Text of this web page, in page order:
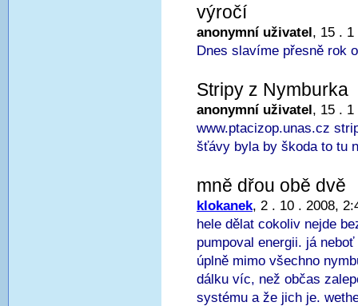
výročí
anonymní uživatel, 15 . 1
Dnes slavíme přesně rok
Stripy z Nymburka
anonymní uživatel, 15 . 1
www.ptacizop.unas.cz
šťávy byla by škoda to tu
mně dřou obě dvě
klokanek, 2 . 10 . 2008,
hele dělat cokoliv nejde
pumpoval energii. já
úplně mimo všechno
dálku víc, než občas
systému a že jich je.